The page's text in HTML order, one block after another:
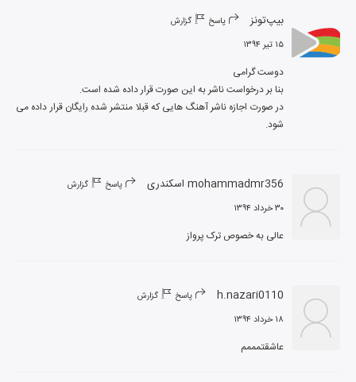
بیپ‌تونز پاسخ گزارش
۱۵ تیر ۱۳۹۴
شود.
mohammadmr356 اسکندری پاسخ گزارش
۳۰ خرداد ۱۳۹۴
عالی به خصوص ترک پرواز
h.nazari0110 پاسخ گزارش
۱۸ خرداد ۱۳۹۴
عاشقتمممم